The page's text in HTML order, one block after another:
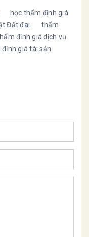
học thẩm định giá
Đất đai
thẩm
định giá dịch vụ
định giá tài sản